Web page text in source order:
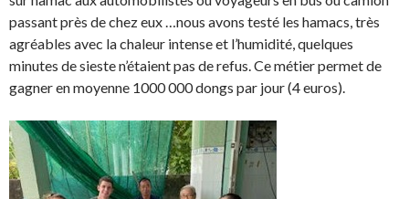
passant près de chez eux …nous avons testé les hamacs, très
agréables avec la chaleur intense et l’humidité, quelques
minutes de sieste n’étaient pas de refus. Ce métier permet de
gagner en moyenne 1000 000 dongs par jour (4 euros).